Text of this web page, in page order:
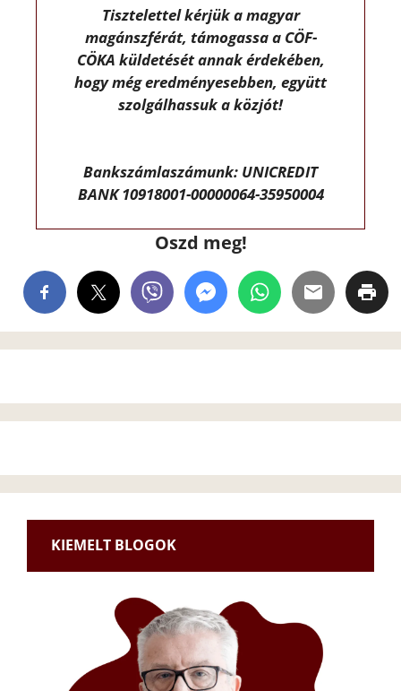
Tisztelettel kérjük a magyar
magánszférát, támogassa a CÖF-
CÖKA küldetését annak érdekében,
hogy még eredményesebben, együtt
szolgálhassuk a közjót!
Bankszámlaszámunk: UNICREDIT
BANK 10918001-00000064-35950004
Oszd meg!
KIEMELT BLOGOK